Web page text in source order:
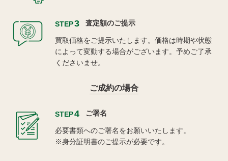
STEP3 査定額のご提示
買取価格をご提示いたします。価格は時期や状態
によって変動する場合がございます。予めご了承
くださいませ。
ご成約の場合
STEP4 ご署名
必要書類へのご署名をお願いいたします。
※身分証明書のご提示が必要です。